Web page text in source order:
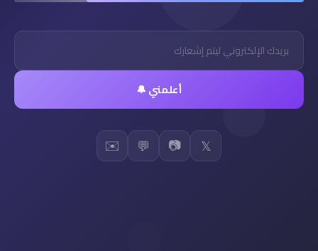
أعلمني 🔔
𝕏
📷
💬
✉️